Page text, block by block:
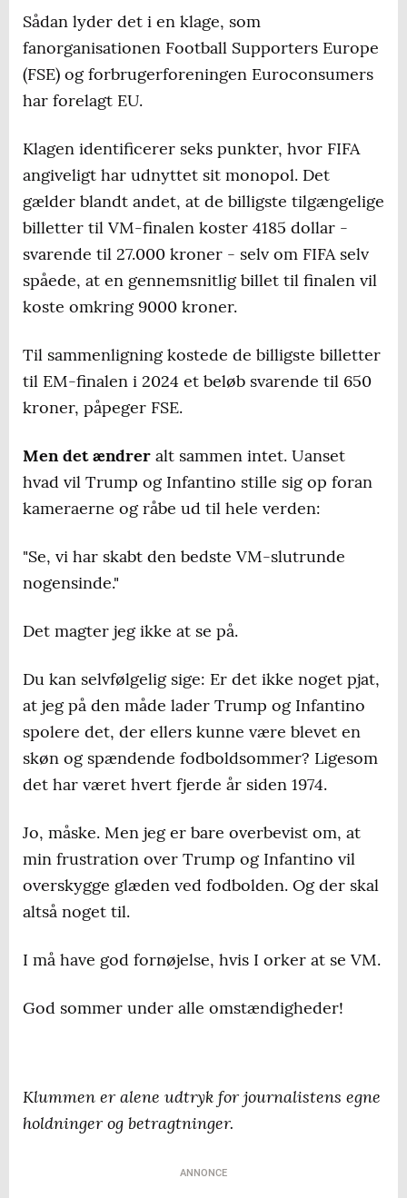
Sådan lyder det i en klage, som
fanorganisationen Football Supporters Europe
(FSE) og forbrugerforeningen Euroconsumers
har forelagt EU.
Klagen identificerer seks punkter, hvor FIFA
angiveligt har udnyttet sit monopol. Det
gælder blandt andet, at de billigste tilgængelige
billetter til VM-finalen koster 4185 dollar -
svarende til 27.000 kroner - selv om FIFA selv
spåede, at en gennemsnitlig billet til finalen vil
koste omkring 9000 kroner.
Til sammenligning kostede de billigste billetter
til EM-finalen i 2024 et beløb svarende til 650
kroner, påpeger FSE.
Men det ændrer alt sammen intet. Uanset
hvad vil Trump og Infantino stille sig op foran
kameraerne og råbe ud til hele verden:
"Se, vi har skabt den bedste VM-slutrunde
nogensinde."
Det magter jeg ikke at se på.
Du kan selvfølgelig sige: Er det ikke noget pjat,
at jeg på den måde lader Trump og Infantino
spolere det, der ellers kunne være blevet en
skøn og spændende fodboldsommer? Ligesom
det har været hvert fjerde år siden 1974.
Jo, måske. Men jeg er bare overbevist om, at
min frustration over Trump og Infantino vil
overskygge glæden ved fodbolden. Og der skal
altså noget til.
I må have god fornøjelse, hvis I orker at se VM.
God sommer under alle omstændigheder!
Klummen er alene udtryk for journalistens egne
holdninger og betragtninger.
ANNONCE